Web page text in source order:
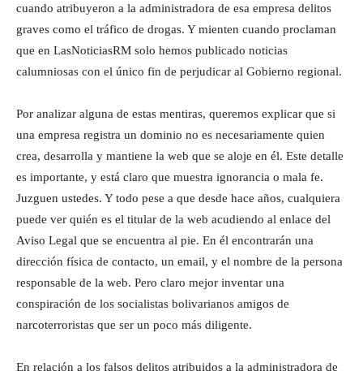
cuando atribuyeron a la administradora de esa empresa delitos
graves como el tráfico de drogas. Y mienten cuando proclaman
que en LasNoticiasRM solo hemos publicado noticias
calumniosas con el único fin de perjudicar al Gobierno regional.
Por analizar alguna de estas mentiras, queremos explicar que si
una empresa registra un dominio no es necesariamente quien
crea, desarrolla y mantiene la web que se aloje en él. Este detalle
es importante, y está claro que muestra ignorancia o mala fe.
Juzguen ustedes. Y todo pese a que desde hace años, cualquiera
puede ver quién es el titular de la web acudiendo al enlace del
Aviso Legal que se encuentra al pie. En él encontrarán una
dirección física de contacto, un email, y el nombre de la persona
responsable de la web. Pero claro mejor inventar una
conspiración de los socialistas bolivarianos amigos de
narcoterroristas que ser un poco más diligente.
En relación a los falsos delitos atribuidos a la administradora de